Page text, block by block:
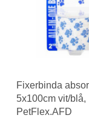
Fixerbinda
5x100cm vit/blå,
PetFlex.AFD